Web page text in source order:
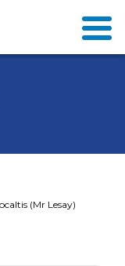
(Mr Lesay)